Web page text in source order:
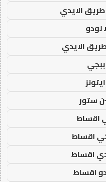
الايدي
لودو
الايدي
ستور
اقساط
اقساط
اقساط
اقساط